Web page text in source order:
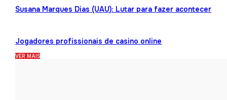
Susana Marques Dias (UAU): Lutar para fazer acontecer
Jogadores profissionais de casino online
VER MAIS